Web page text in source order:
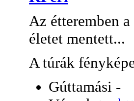
Az étteremben
életet mentett...
A túrák
Gúttamási -